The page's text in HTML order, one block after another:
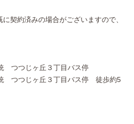
契約済みの場合がございますので、
つつじヶ丘３丁目バス停
つつじヶ丘３丁目バス停 徒歩約5